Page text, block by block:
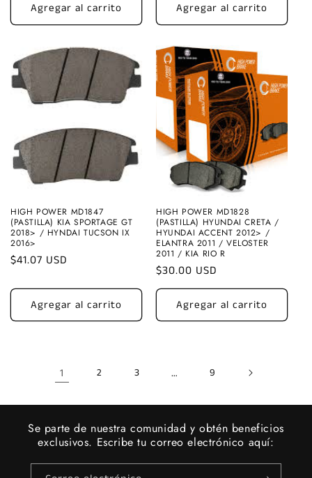
Agregar al carrito Agregar al carrito
HIGH POWER MD1847
(PASTILLA) KIA SPORTAGE GT
2018> / HYNDAI TUCSON IX
2016>
Precio
$41.07 USD
Agregar al carrito
HIGH POWER MD1828
(PASTILLA) HYUNDAI CRETA /
HYUNDAI ACCENT 2012> /
ELANTRA 2011 / VELOSTER
2011 / KIA RIO R
Precio
habitual
$30.00 USD
Agregar al carrito
1 2 3 … 9
Se parte de nuestra comunidad y obtén beneficios
exclusivos. Escribe tu correo electrónico aquí: